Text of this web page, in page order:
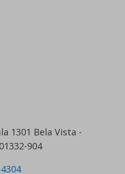
1301 Bela Vista -
904